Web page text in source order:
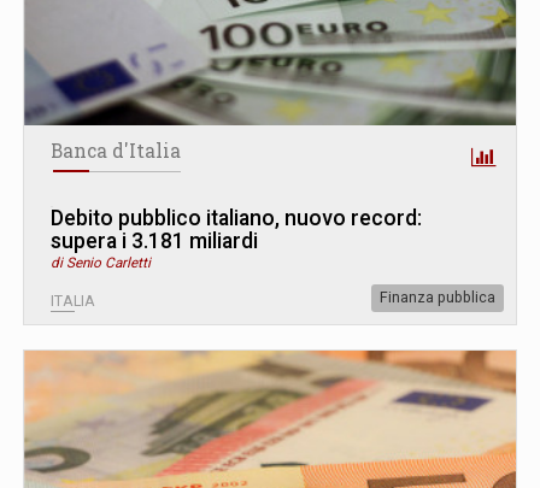
Banca d'Italia
Debito pubblico italiano, nuovo record:
supera i 3.181 miliardi
di Senio Carletti
ITALIA Finanza pubblica